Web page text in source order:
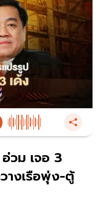
วม เจอ 3
างเรือพุ่ง-ตู้